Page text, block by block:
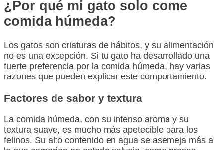
¿Por qué mi gato solo come
comida húmeda?
Los gatos son criaturas de hábitos, y su alimentación
no es una excepción. Si tu gato ha desarrollado una
fuerte preferencia por la comida húmeda, hay varias
razones que pueden explicar este comportamiento.
Factores de sabor y textura
La comida húmeda, con su intenso aroma y su
textura suave, es mucho más apetecible para los
felinos. Su alto contenido en agua se asemeja más a